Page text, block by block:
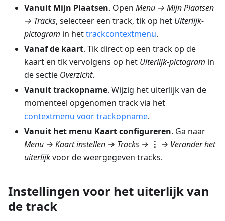
Vanuit Mijn Plaatsen. Open Menu → Mijn Plaatsen
→ Tracks, selecteer een track, tik op het Uiterlijk-
pictogram in hettrackcontextmenu.
Vanaf de kaart. Tik direct op een track op de
kaart en tik vervolgens op het Uiterlijk-pictogram in
de sectie Overzicht.
Vanuit trackopname. Wijzig het uiterlijk van de
momenteel opgenomen track via het
contextmenu voor trackopname.
Vanuit het menu Kaart configureren. Ga naar
Menu → Kaart instellen → Tracks → ⋮ → Verander het
uiterlijkvoor de weergegeven tracks.
Instellingen voor het uiterlijk van
de track